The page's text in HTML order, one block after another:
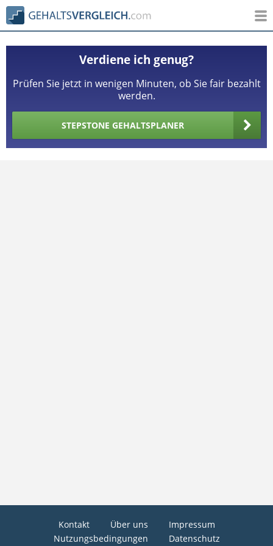
Verdiene ich genug?
Prüfen Sie jetzt in wenigen Minuten, ob Sie fair bezahlt
werden.
STEPSTONE GEHALTSPLANER
Kontakt Über uns
Impressum
Nutzungsbedingungen
Datenschutz